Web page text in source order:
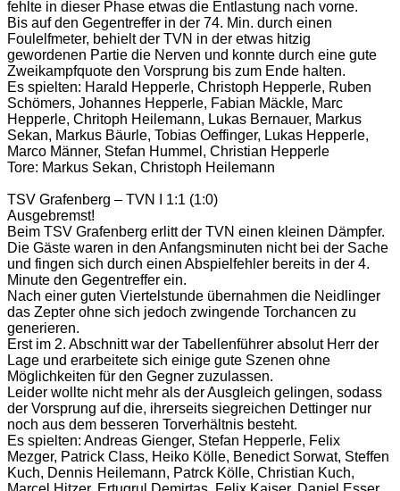
fehlte in dieser Phase etwas die Entlastung nach vorne.
Bis auf den Gegentreffer in der 74. Min. durch einen
Foulelfmeter, behielt der TVN in der etwas hitzig
gewordenen Partie die Nerven und konnte durch eine gute
Zweikampfquote den Vorsprung bis zum Ende halten.
Es spielten: Harald Hepperle, Christoph Hepperle, Ruben
Schömers, Johannes Hepperle, Fabian Mäckle, Marc
Hepperle, Chritoph Heilemann, Lukas Bernauer, Markus
Sekan, Markus Bäurle, Tobias Oeffinger, Lukas Hepperle,
Marco Männer, Stefan Hummel, Christian Hepperle
Tore: Markus Sekan, Christoph Heilemann
TSV Grafenberg – TVN I 1:1 (1:0)
Ausgebremst!
Beim TSV Grafenberg erlitt der TVN einen kleinen Dämpfer.
Die Gäste waren in den Anfangsminuten nicht bei der Sache
und fingen sich durch einen Abspielfehler bereits in der 4.
Minute den Gegentreffer ein.
Nach einer guten Viertelstunde übernahmen die Neidlinger
das Zepter ohne sich jedoch zwingende Torchancen zu
generieren.
Erst im 2. Abschnitt war der Tabellenführer absolut Herr der
Lage und erarbeitete sich einige gute Szenen ohne
Möglichkeiten für den Gegner zuzulassen.
Leider wollte nicht mehr als der Ausgleich gelingen, sodass
der Vorsprung auf die, ihrerseits siegreichen Dettinger nur
noch aus dem besseren Torverhältnis besteht.
Es spielten: Andreas Gienger, Stefan Hepperle, Felix
Mezger, Patrick Class, Heiko Kölle, Benedict Sorwat, Steffen
Kuch, Dennis Heilemann, Patrck Kölle, Christian Kuch,